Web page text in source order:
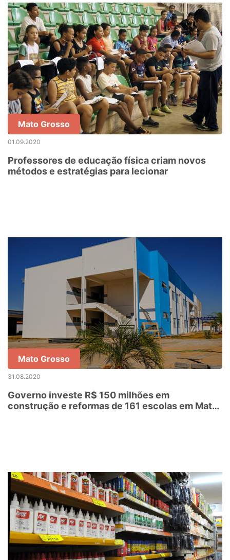
Mato Grosso
01.09.2020
Professores de educação física criam novos
métodos e estratégias para lecionar
Mato Grosso
31.08.2020
Governo investe R$ 150 milhões em
construção e reformas de 161 escolas em Mato